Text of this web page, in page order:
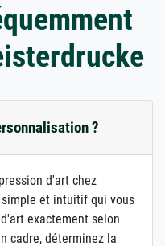
?
d'art chez
et intuitif qui vous
exactement selon
cadre, déterminez la